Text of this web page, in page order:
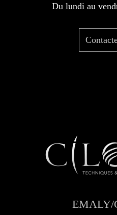
Du lundi au
EMALY/